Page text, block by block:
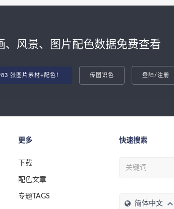
、风景、图片配色数据免费查看
张图片素材+配色！ 传图识色 登陆/注册
更多
下载
配色文章
专题TAGS
快速搜索
简体中文